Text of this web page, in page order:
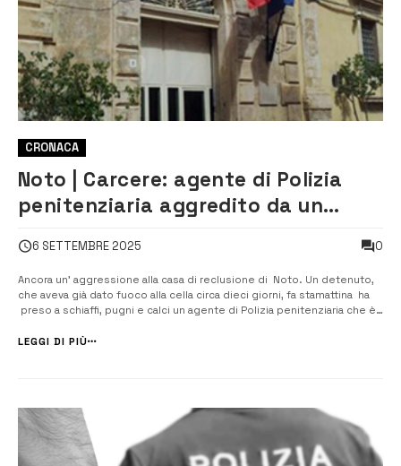
CRONACA
Noto | Carcere: agente di Polizia
penitenziaria aggredito da un
6 SETTEMBRE 2025 0
Ancora un’ aggressione alla casa di reclusione di Noto. Un detenuto,
che aveva già dato fuoco alla cella circa dieci giorni, fa stamattina ha
preso a schiaffi, pugni e calci un agente di Polizia penitenziaria che è
perché il detenuto in attesa, a suo dire, di ...
LEGGI DI PIÙ